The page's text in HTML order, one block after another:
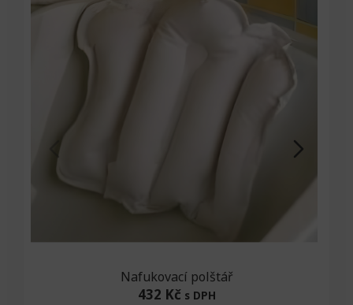
Nafukovací polštář
432 Kč s DPH